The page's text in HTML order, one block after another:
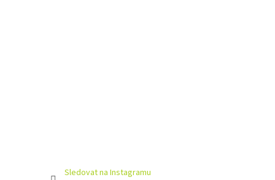
Sledovat na Instagramu